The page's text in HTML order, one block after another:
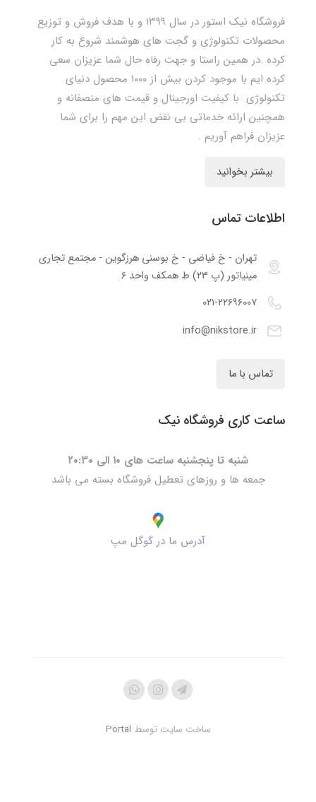
فروشگاه نیک استور در سال ۱۳۹۹ و با هدف فروش و توزیع
محصولات تکنولوژی و گجت های هوشمند شروع به کار
کرده .در همین راستا و جهت رفاه حال شما عزیزان سعی
کرده ایم با موجود کردن بیش از ۱۰۰۰ محصول دنیای
تکنولوژی با کیفیت اورجینال و قیمت های منصفانه و
همچنین ارائه خدماتی بی نقض این مهم را برای شما
عزیزان فراهم آوریم .
بیشتر بخوانید
اطلاعات تماس
تهران - خ فیاضی - خ بوسنی هرزگوین - مجتمع تجاری
مینیاتور (پ ۲۳) ط همکف واحد ۶
۰۲۱-۲۲۶۹۶۰۰۷
info@nikstore.ir
تماس با ما
ساعت کاری فروشگاه نیک
شنبه تا پنجشنبه ساعت های ۱۰ الی ۲۰:۳۰
جمعه ها و روزهای تعطیل فروشگاه بسته می باشد
آدرس ما در گوگل مپ
ساخت سایت توسط Portal